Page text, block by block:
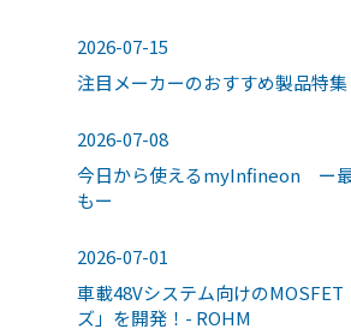
2026-07-15
注目メーカーのおすすめ製品特集
2026-07-08
今日から使えるmyInfineon ー
もー
2026-07-01
車載48Vシステム向けのMOSFET
ズ」を開発！- ROHM